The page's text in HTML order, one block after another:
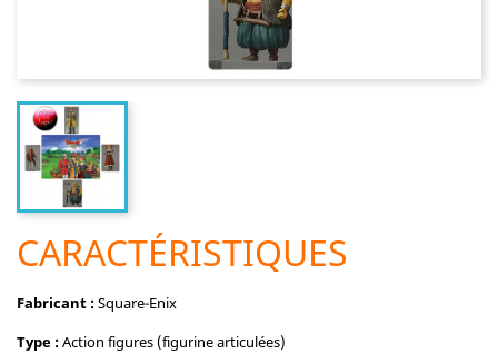
CARACTÉRISTIQUES
Fabricant :Square-Enix
Type :Action figures (figurine articulées)